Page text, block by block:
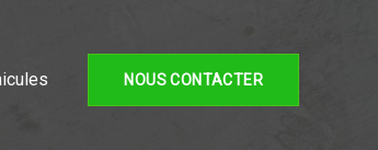
NOUS CONTACTER